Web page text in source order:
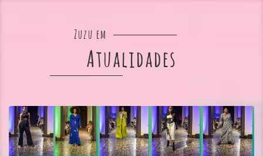
Zuzu em
Atualidades